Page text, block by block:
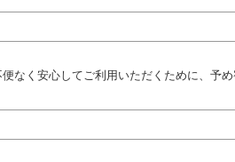
なく安心してご利用いただくために、予